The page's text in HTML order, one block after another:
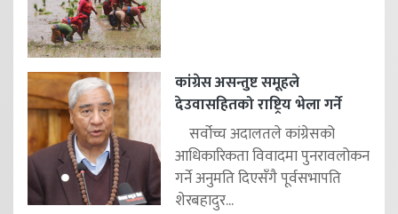
कांग्रेस असन्तुष्ट समूहले
देउवासहितको राष्ट्रिय भेला गर्ने
सर्वोच्च अदालतले कांग्रेसको
आधिकारिकता विवादमा पुनरावलोकन
गर्ने अनुमति दिएसँगै पूर्वसभापति
शेरबहादुर...